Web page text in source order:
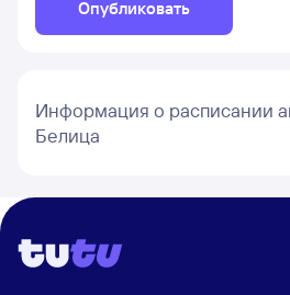
Опубликовать
Информация о расписании
Белица